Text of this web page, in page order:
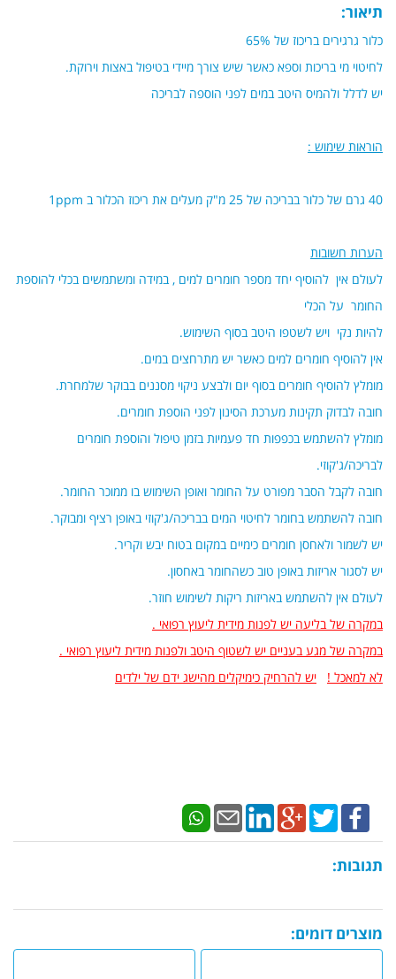
תיאור:
כלור גרגירים בריכוז של 65%
לחיטוי מי בריכות וספא כאשר שיש צורך מיידי בטיפול באצות וירוקת.
יש לדלל ולהמיס היטב במים לפני הוספה לבריכה
הוראות שימוש :
40 גרם של כלור בבריכה של 25 מ"ק מעלים את ריכוז הכלור ב 1ppm
הערות חשובות
לעולם אין להוסיף יחד מספר חומרים למים , במידה ומשתמשים בכלי להוספת
החומר על הכלי
להיות נקי ויש לשטפו היטב בסוף השימוש.
אין להוסיף חומרים למים כאשר יש מתרחצים במים.
מומלץ להוסיף חומרים בסוף יום ולבצע ניקוי מסננים בבוקר שלמחרת.
חובה לבדוק תקינות מערכת הסינון לפני הוספת חומרים.
מומלץ להשתמש בכפפות חד פעמיות בזמן טיפול והוספת חומרים
לבריכה/ג'קוזי.
חובה לקבל הסבר מפורט על החומר ואופן השימוש בו ממוכר החומר.
חובה להשתמש בחומר לחיטוי המים בבריכה/ג'קוזי באופן רציף ומבוקר.
יש לשמור ולאחסן חומרים כימיים במקום בטוח יבש וקריר.
יש לסגור אריזות באופן טוב כשהחומר באחסון.
לעולם אין להשתמש באריזות ריקות לשימוש חוזר.
במקרה של בליעה יש לפנות מידית ליעוץ רפואי .
במקרה של מגע בעניים יש לשטוף היטב ולפנות מידית ליעוץ רפואי .
לא למאכל !
יש להרחיק כימיקלים מהישג ידם של ילדים
תגובות:
מוצרים דומים: